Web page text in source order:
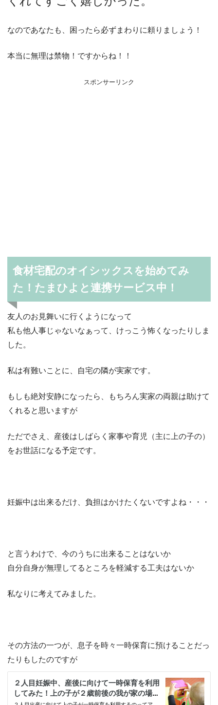
なのであなたも、困ったら必ずまわりに頼りましょう！
本当に無理は禁物！ですからね！！
スポンサーリンク
食材宅配のオイシックスを始めてみ
た！たまひよと連携サービス中！
友人のお見舞いに行くようになって
私も他人事じゃないなぁって、けっこう怖くなったりしま
した。
私は有難いことに、自宅の隣が実家です。
もしも絶対安静になったら、もちろん実家の両親は助けて
くれると思いますが
ただでさえ、産後はしばらく家事や育児（主に上の子の）
をお世話になる予定です。
妊娠中は出来るだけ、負担はかけたくないですよね・・・
と言うわけで、今のうちに出来ることはないか
自分自身が無理してるところを軽減する工夫はないか
私なりに考えてみました。
その方法の一つが、息子を時々一時保育に預けることだっ
たりもしたのですが